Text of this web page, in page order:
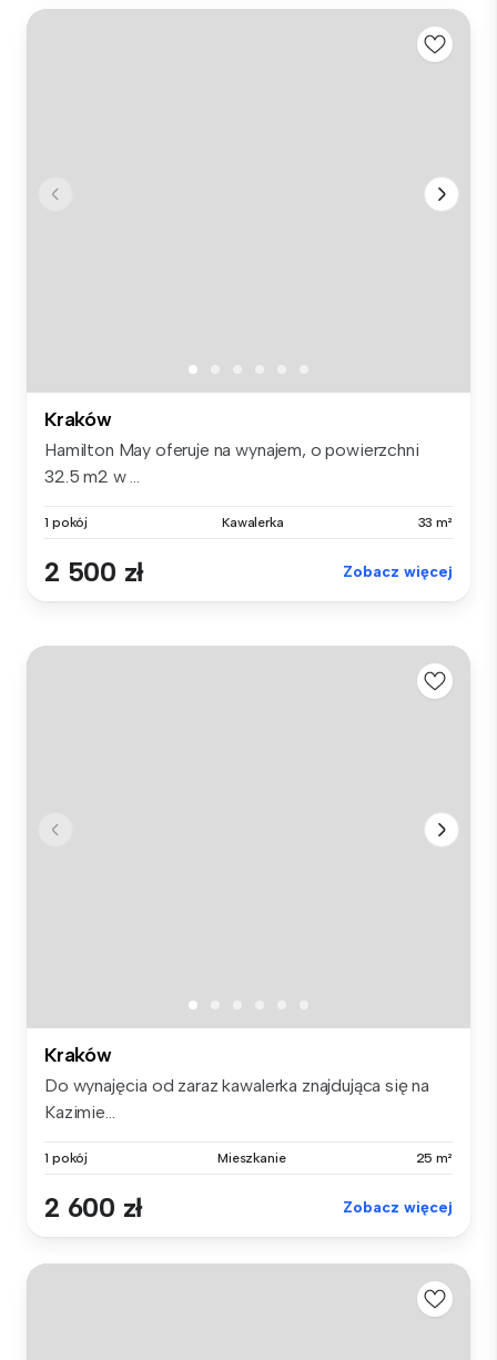
Kraków
Hamilton May oferuje na wynajem, o powierzchni
32.5 m2 w ...
1 pokój Kawalerka 33 m²
2 500 zł Zobacz więcej
Kraków
Do wynajęcia od zaraz kawalerka znajdująca się na
Kazimie...
1 pokój Mieszkanie 25 m²
2 600 zł Zobacz więcej